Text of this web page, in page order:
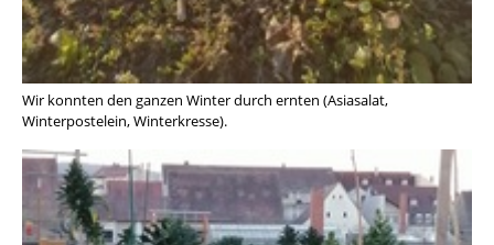
Wir konnten den ganzen Winter durch ernten (Asiasalat,
Winterpostelein, Winterkresse).